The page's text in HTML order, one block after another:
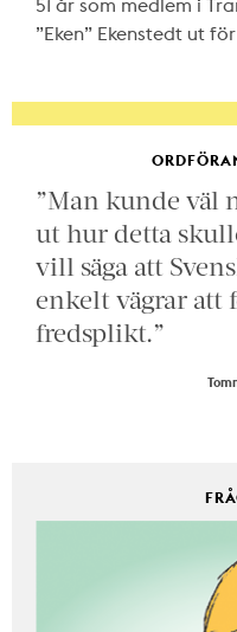
51 år som medlem i
”Eken” Ekenstedt ut
”Man kunde väl
ut hur detta
vill säga att
enkelt vägrar att
fredsplikt.”